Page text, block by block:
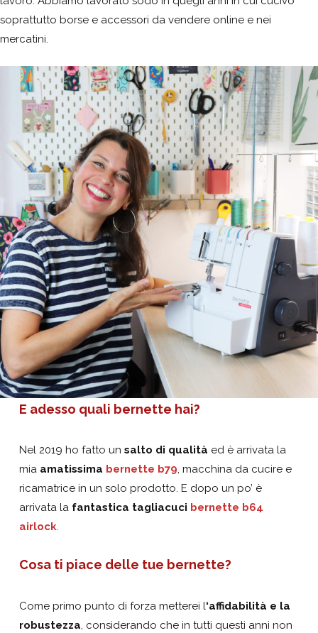
soprattutto borse e accessori da vendere online e nei
mercatini.
E adesso quali bernette hai?
Nel 2019 ho fatto unsalto di qualità ed è arrivata la
mia amatissima bernette b79, macchina da cucire e
ricamatrice in un solo prodotto. E dopo un po’ è
arrivata la fantastica tagliacuci bernette b64
airlock.
Cosa ti piace delle tue bernette?
Come primo punto di forza metterei l‘affidabilità e la
robustezza, considerando che in tutti questi anni non